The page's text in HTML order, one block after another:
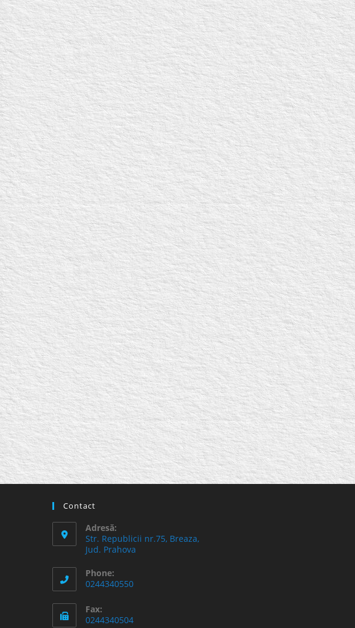
Contact
Adresă:
Str. Republicii nr.75, Breaza,
Jud. Prahova
Phone:
0244340550
Fax:
0244340504